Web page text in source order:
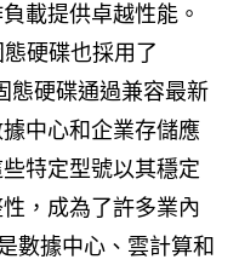
載提供卓越性能。
態硬碟也採用了
態硬碟通過兼容最新
中心和企業存儲應
特定型號以其穩定
，成為了許多業內
數據中心、雲計算和